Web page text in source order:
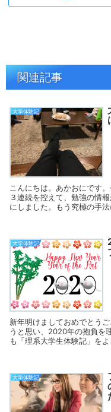
関連記事
大学体験記
こんにちは。あかおにです
３連続を控えて、勉強の情
にしました。もう究極の手法
大学体験記
新年明けましておめでとう
うと思い、2020年の抱負を
も「理系大学生体験記」を
大学体験記